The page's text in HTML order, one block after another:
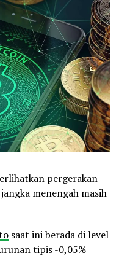
pergerakan
menengah masih
saat ini berada di level
tipis -0,05%